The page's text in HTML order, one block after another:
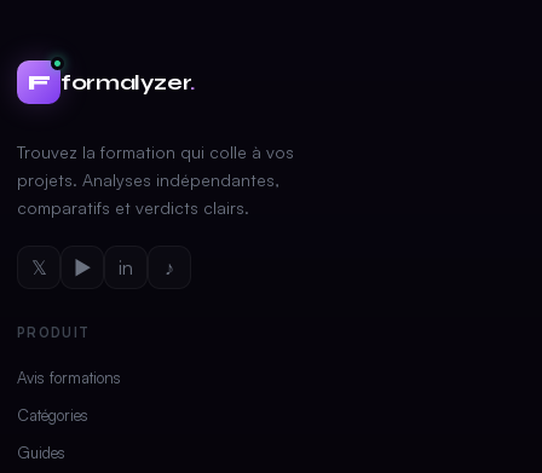
F formalyzer.
Trouvez la formation qui colle à vos
projets. Analyses indépendantes,
comparatifs et verdicts clairs.
𝕏 ▶ in ♪
PRODUIT
Avis formations
Catégories
Guides